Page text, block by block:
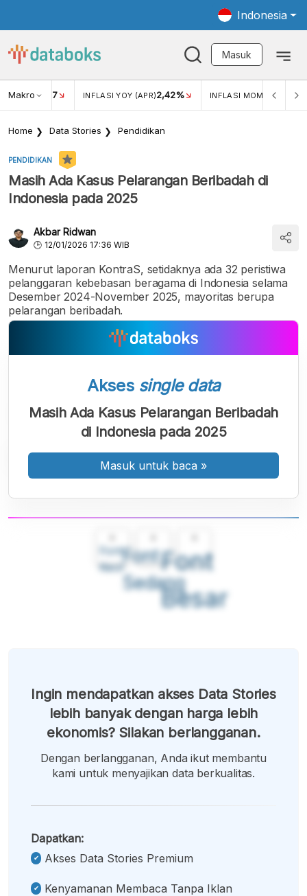
Indonesia
Masuk
Makro
USD/IDR 17 INFLASI YOY (APR)2,42% INFLASI MOM (MAR)
Home Data Stories Pendidikan
PENDIDIKAN
Masih Ada Kasus Pelarangan Beribadah di
Indonesia pada 2025
Akbar Ridwan
12/01/2026 17:36 WIB
Menurut laporan KontraS, setidaknya ada 32 peristiwa
pelanggaran kebebasan beragama di Indonesia selama
Desember 2024-November 2025, mayoritas berupa
pelarangan beribadah.
Font
Kecil
Font
Sedang
Font
Besar
Akses single data
Masih Ada Kasus Pelarangan Beribadah
di Indonesia pada 2025
Masuk untuk baca »
Ingin mendapatkan akses Data Stories
lebih banyak dengan harga lebih
ekonomis? Silakan berlangganan.
Dengan berlangganan, Anda ikut membantu
kami untuk menyajikan data berkualitas.
Dapatkan:
Akses Data Stories Premium
Kenyamanan Membaca Tanpa Iklan